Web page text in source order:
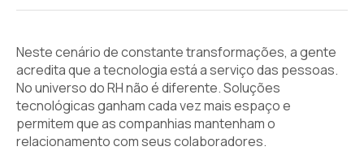
Neste cenário de constante transformações, a gente
acredita que a tecnologia está a serviço das pessoas.
No universo do RH não é diferente. Soluções
tecnológicas ganham cada vez mais espaço e
permitem que as companhias mantenham o
relacionamento com seus colaboradores.